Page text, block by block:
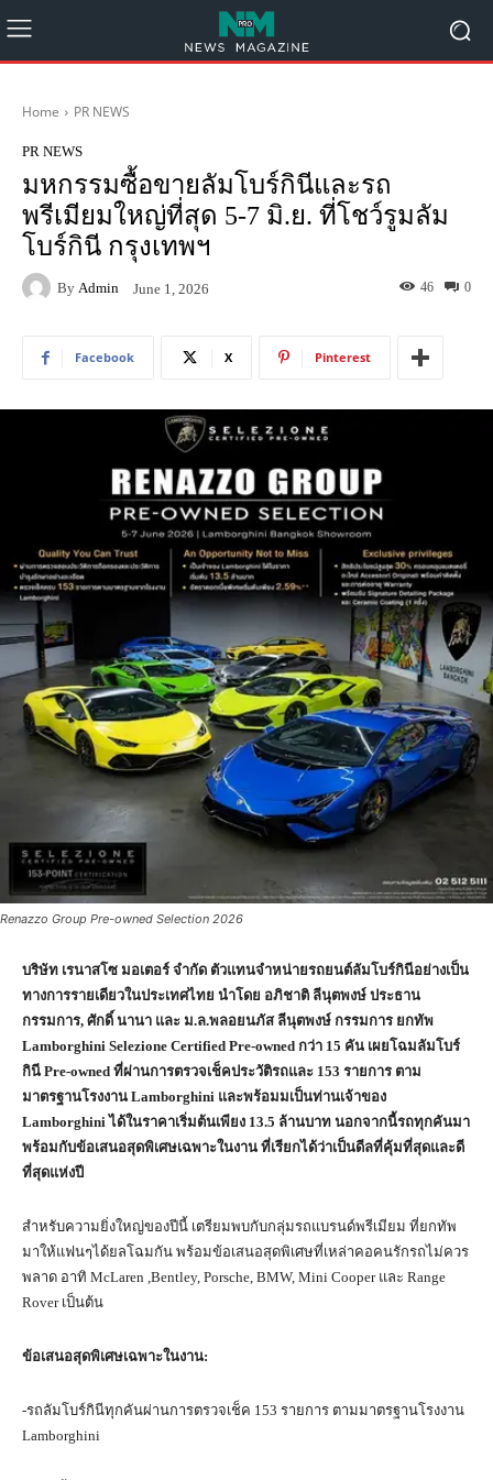
Home PR NEWS
PR NEWS
มหกรรมซื้อขายลัมโบร์กินีและรถ
พรีเมียมใหญ่ที่สุด 5-7 มิ.ย. ที่โชว์รูมลัม
โบร์กินี กรุงเทพฯ
By Admin June 1, 2026 0
46
Facebook X Pinterest
Renazzo Group Pre-owned Selection 2026
บริษัท เรนาสโซ มอเตอร์ จำกัด ตัวแทนจำหน่ายรถยนต์ลัมโบร์กินีอย่างเป็น
ทางการรายเดียวในประเทศไทย นำโดย อภิชาติ ลีนุตพงษ์ ประธาน
กรรมการ, ศักดิ์ นานา และ ม.ล.พลอยนภัส ลีนุตพงษ์ กรรมการ ยกทัพ
Lamborghini Selezione Certified Pre-owned กว่า 15 คัน เผยโฉมลัมโบร์
กินี Pre-owned ที่ผ่านการตรวจเช็คประวัติรถและ 153 รายการ ตาม
มาตรฐานโรงงาน Lamborghini และพร้อมมเป็นท่านเจ้าของ
Lamborghini ได้ในราคาเริ่มต้นเพียง 13.5 ล้านบาท นอกจากนี้รถทุกคันมา
พร้อมกับข้อเสนอสุดพิเศษเฉพาะในงาน ที่เรียกได้ว่าเป็นดีลที่คุ้มที่สุดและดี
ที่สุดแห่งปี
สำหรับความยิ่งใหญ่ของปีนี้ เตรียมพบกับกลุ่มรถแบรนด์พรีเมียม ที่ยกทัพ
มาให้แฟนๆได้ยลโฉมกัน พร้อมข้อเสนอสุดพิเศษที่เหล่าคอคนรักรถไม่ควร
พลาด อาทิ McLaren ,Bentley, Porsche, BMW, Mini Cooper และ Range
Rover เป็นต้น
ข้อเสนอสุดพิเศษเฉพาะในงาน:
-รถลัมโบร์กินีทุกคันผ่านการตรวจเช็ค 153 รายการ ตามมาตรฐานโรงงาน
Lamborghini